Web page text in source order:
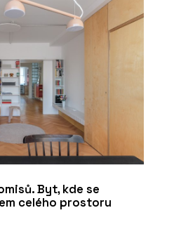
Byt, kde se
celého prostoru